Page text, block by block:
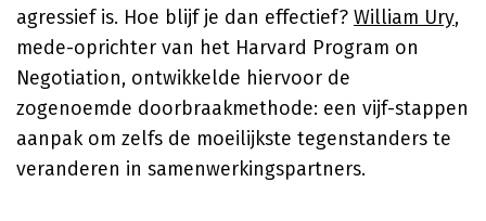
agressief is. Hoe blijf je dan effectief? William Ury,
mede-oprichter van het Harvard Program on
Negotiation, ontwikkelde hiervoor de
zogenoemde doorbraakmethode: een vijf-stappen
aanpak om zelfs de moeilijkste tegenstanders te
veranderen in samenwerkingspartners.